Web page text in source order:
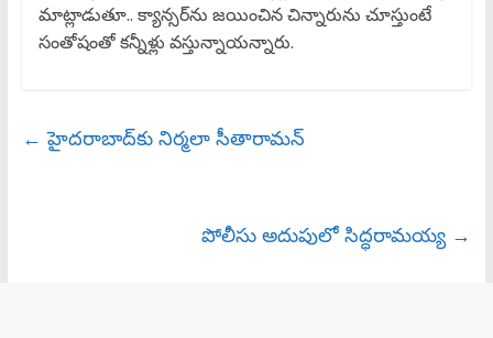
మాట్లాడుతూ.. క్యాన్సర్‌ను జయించిన చిన్నారును చూస్తుంటే
సంతోషంతో కన్నీళ్లు వస్తున్నాయన్నారు.
← హైదరాబాద్‌కు నిర్మలా సీతారామన్‌
పోలీసు అదుపులో సిద్ధరామయ్య →